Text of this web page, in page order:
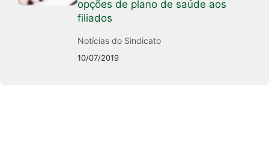
opções de plano de saúde aos
filiados
Notícias do Sindicato
10/07/2019